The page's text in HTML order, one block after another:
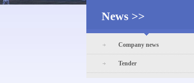
News >>
Company news
Tender